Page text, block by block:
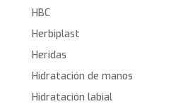
HBC
Herbiplast
Heridas
Hidratación de manos
Hidratación labial